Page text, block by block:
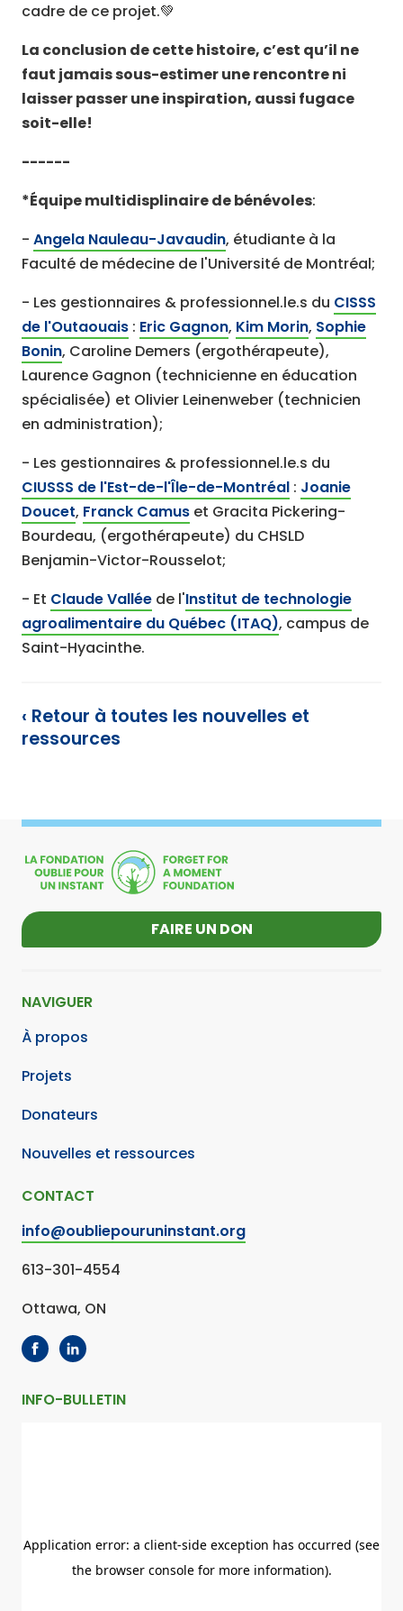
cadre de ce projet.💚
La conclusion de cette histoire, c’est qu’il ne
faut jamais sous-estimer une rencontre ni
laisser passer une inspiration, aussi fugace
soit-elle!
------
*Équipe multidisplinaire de bénévoles:
- Angela Nauleau-Javaudin, étudiante à la
Faculté de médecine de l'Université de Montréal;
- Les gestionnaires & professionnel.le.s du CISSS
de l'Outaouais : Eric Gagnon, Kim Morin, Sophie
Bonin, Caroline Demers (ergothérapeute),
Laurence Gagnon (technicienne en éducation
spécialisée) et Olivier Leinenweber (technicien
en administration);
- Les gestionnaires & professionnel.le.s du
CIUSSS de l'Est-de-l'Île-de-Montréal : Joanie
Doucet, Franck Camus et Gracita Pickering-
Bourdeau, (ergothérapeute) du CHSLD
Benjamin-Victor-Rousselot;
- Et Claude Vallée de l'Institut de technologie
agroalimentaire du Québec (ITAQ), campus de
Saint-Hyacinthe.
‹ Retour à toutes les nouvelles et
ressources
FAIRE UN DON
NAVIGUER
À propos
Projets
Donateurs
Nouvelles et ressources
CONTACT
info@oubliepouruninstant.org
613-301-4554
Ottawa, ON
INFO-BULLETIN